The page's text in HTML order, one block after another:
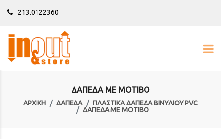
213.0122360
ΔΆΠΕΔΑ ΜΕ ΜΟΤΊΒΟ
ΑΡΧΙΚΉ ΔΑΠΕΔΑ
ΠΛΑΣΤΙΚΆ ΔΆΠΕΔΑ ΒΙΝΥΛΊΟΥ PVC
ΔΆΠΕΔΑ ΜΕ ΜΟΤΊΒΟ